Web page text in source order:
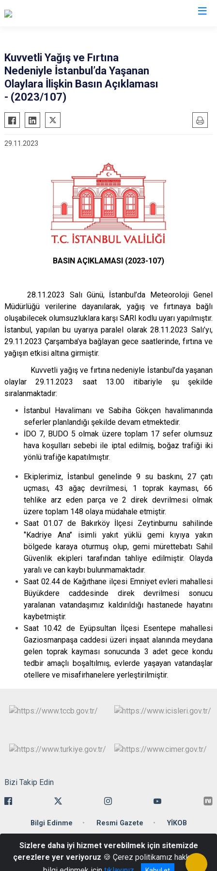
Kuvvetli Yağış ve Fırtına
Nedeniyle İstanbul’da Yaşanan
Olaylara İlişkin Basın Açıklaması
- (2023/107)
29.11.2023
BASIN AÇIKLAMASI (2023-107)
28.11.2023 Salı Günü, İstanbul’da Meteoroloji Genel
Müdürlüğü verilerine dayanılarak, yağış ve fırtınaya bağlı
oluşabilecek olumsuzluklara karşı SARI kodlu uyarı yapılmıştır.
İstanbul, yapılan bu uyarıya paralel olarak 28.11.2023 Salı’yı,
29.11.2023 Çarşamba’ya bağlayan gece saatlerinde, fırtına ve
yağışın etkisi altına girmiştir.
Kuvvetli yağış ve fırtına nedeniyle İstanbul’da yaşanan
olaylar 29.11.2023 saat 13.00 itibariyle şu şekilde
sıralanmaktadır:
İstanbul Havalimanı ve Sabiha Gökçen havalimanında
seferler planlandığı şekilde devam etmektedir.
İDO 7, BUDO 5 olmak üzere toplam 17 sefer olumsuz
hava koşulları sebebi ile iptal edilmiş, boğaz trafiği iki
yönlü trafiğe kapatılmıştır.
Ekiplerimiz, İstanbul genelinde 9 su baskını, 27 çatı
uçması, 43 ağaç devrilmesi, 1 toprak kayması, 66
tehlike arz eden parça ve 2 direk devrilmesi olmak
üzere toplam 148 olaya müdahale etmiştir.
Saat 01.07 de Bakırköy İlçesi Zeytinburnu sahilinde
‘’Kadriye Ana’’ isimli yakıt yüklü gemi kıyıya yakın
bölgede karaya oturmuş olup, gemi mürettebatı Sahil
Güvenlik ekipleri tarafından tahliye edilmiştir. Olayda
yaralı ve can kaybı bulunmamaktadır.
Saat 02.44 de Kağıthane ilçesi Emniyet evleri mahallesi
Büyükdere caddesinde direk devrilmesi sonucu
yaralanan vatandaşımız kaldırıldığı hastanede hayatını
kaybetmiştir.
Saat 10.42 de Eyüpsultan İlçesi Esentepe mahallesi
Gaziosmanpaşa caddesi üzeri inşaat alanında meydana
gelen toprak kayması sonucunda 3 adet gece kondu
tedbir amaçlı boşaltılmış, evlerde yaşayan vatandaşlar
otellere ve misafirhanelere yerleştirilmiştir.
Bizi Takip Edin
Bilgi Edinme Resmi Gazete YİKOB
Ankara Caddesi 34110 Cağaloğlu-Fatih/İstanbul
Telefon: +90 212 455 59 00 Belgegeçer : +90 212 512 20 86
Sizlere daha iyi hizmet verebilmek için sitemizde
çerezlere yer veriyoruz 🍪 Çerez politikamız hakkında